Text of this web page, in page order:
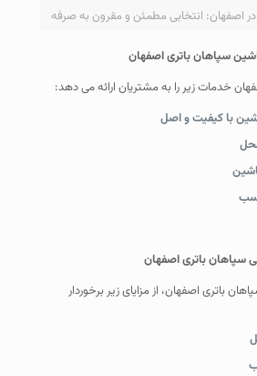
در اصفهان: انتخابی مطمئن و مقرون به صرفه
سپاهان باتری اصفهان
خدمات زیر را به مشتریان ارائه می دهد:
با کیفیت و اصل
سپاهان باتری اصفهان
باتری اصفهان، از مزایای زیر برخوردار